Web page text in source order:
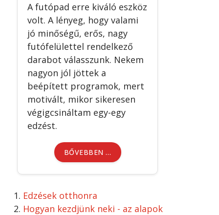
A futópad erre kiváló eszköz
volt. A lényeg, hogy valami
jó minőségű, erős, nagy
futófelülettel rendelkező
darabot válasszunk. Nekem
nagyon jól jöttek a
beépített programok, mert
motivált, mikor sikeresen
végigcsináltam egy-egy
edzést.
BŐVEBBEN …
Edzések otthonra
Hogyan kezdjünk neki - az alapok